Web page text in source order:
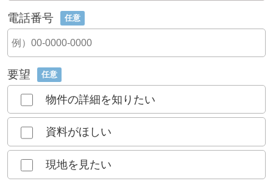
電話番号 任意
要望 任意
物件の詳細を知りたい
資料がほしい
現地を見たい